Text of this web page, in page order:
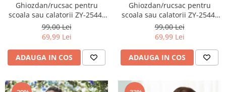
Ghiozdan/rucsac pentru
scoala sau calatorii ZY-2544-
1roz
99,00 Lei
69,99 Lei
ADAUGA IN COS
Ghiozdan/rucsac pentru
scoala sau calatorii ZY-2544-
1gri
99,00 Lei
69,99 Lei
ADAUGA IN COS